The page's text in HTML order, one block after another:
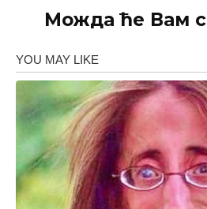
Можда ће Вам